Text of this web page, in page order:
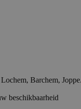
Barchem, Joppe.
beschikbaarheid